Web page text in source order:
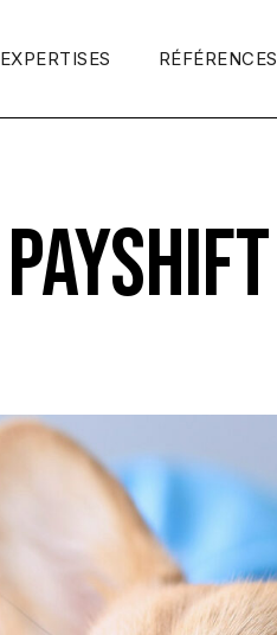
EXPERTISES RÉFÉRENCES
PAYSHIFT